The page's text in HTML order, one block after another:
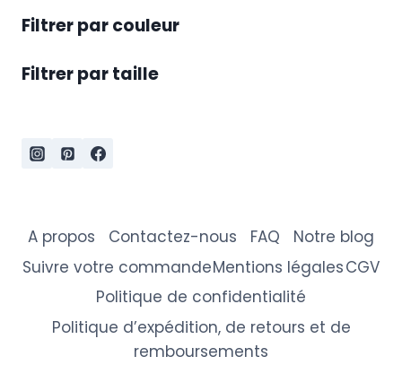
Filtrer par couleur
Filtrer par taille
A propos Contactez-nous FAQ
Notre blog
Suivre votre commandeMentions légalesCGV
Politique de confidentialité
Politique d’expédition, de retours et de
remboursements